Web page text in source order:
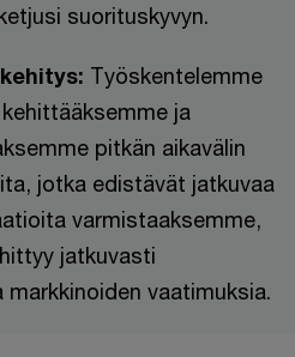
suorituskyvyn.
Työskentelemme
ja
pitkän aikavälin
jotka edistävät jatkuvaa
varmistaaksemme,
jatkuvasti
vaatimuksia.